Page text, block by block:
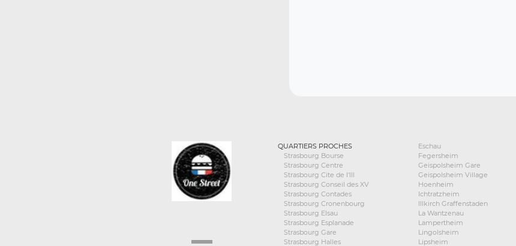
QUARTIERS PROCHES
Strasbourg Bourse
Strasbourg Centre
Strasbourg Cite de l'Ill
Strasbourg Conseil des XV
Strasbourg Contades
Strasbourg Cronenbourg
Strasbourg Elsau
Strasbourg Esplanade
Strasbourg Gare
Strasbourg Halles
Eschau
Fegersheim
Geispolsheim Gare
Geispolsheim Village
Hoenheim
Ichtratzheim
Illkirch Graffenstaden
La Wantzenau
Lampertheim
Lingolsheim
Lipsheim